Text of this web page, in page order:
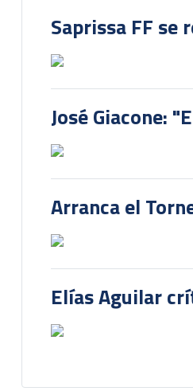
Saprissa FF se
José Giacone:
Arranca el
Elías Aguilar